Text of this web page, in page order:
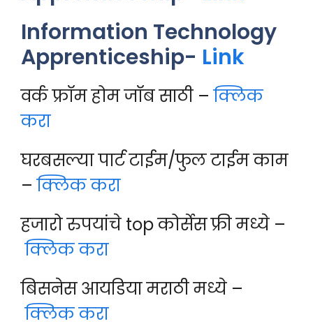
Information Technology
Apprenticeship- Link
वर्क फ्रॉम होम जॉब साठी –क्लिक
करा
घरबसल्या पार्ट टाईम/फुल टाईम काम
–क्लिक करा
हजारो रुपयांचे top कोर्सेस फ्री मध्ये –
क्लिक करा
बिसनेस आयडिया मराठी मध्ये –
क्लिक करा